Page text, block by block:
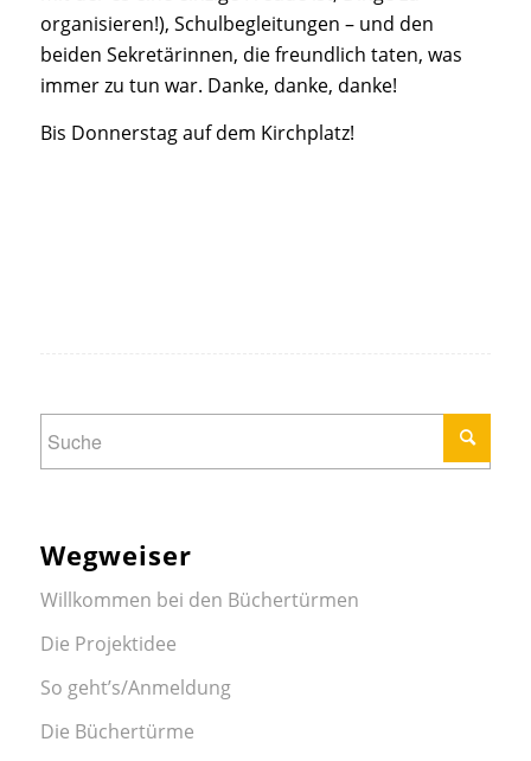
organisieren!), Schulbegleitungen – und den
beiden Sekretärinnen, die freundlich taten, was
immer zu tun war. Danke, danke, danke!
Bis Donnerstag auf dem Kirchplatz!
Wegweiser
Willkommen bei den Büchertürmen
Die Projektidee
So geht’s/Anmeldung
Die Büchertürme